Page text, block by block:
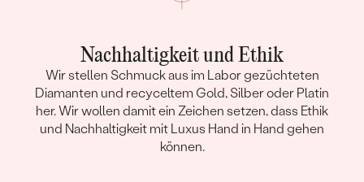
Nachhaltigkeit und Ethik
Wir stellen Schmuck aus im Labor gezüchteten
Diamanten und recyceltem Gold, Silber oder Platin
her. Wir wollen damit ein Zeichen setzen, dass Ethik
und Nachhaltigkeit mit Luxus Hand in Hand gehen
können.